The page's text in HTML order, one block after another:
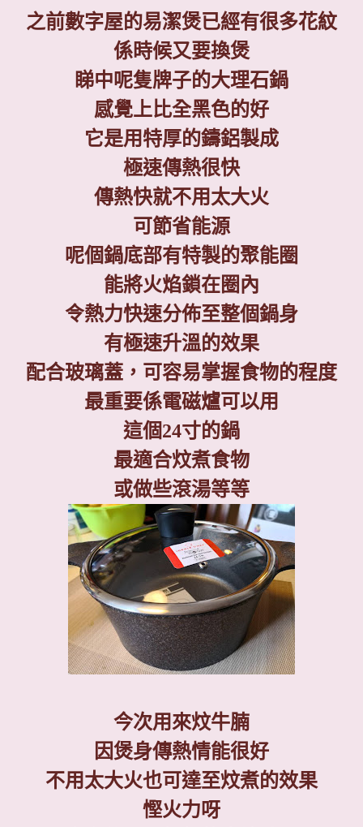
之前數字屋的易潔煲已經有很多花紋
係時候又要換煲
睇中呢隻牌子的大理石鍋
感覺上比全黑色的好
它是用特厚的鑄鋁製成
極速傳熱很快
傳熱快就不用太大火
可節省能源
呢個鍋底部有特製的聚能圈
能將火焰鎖在圈內
令熱力快速分佈至整個鍋身
有極速升溫的效果
配合玻璃蓋，可容易掌握食物的程度
最重要係電磁爐可以用
這個24寸的鍋
最適合炆煮食物
或做些滾湯等等
今次用來炆牛腩
因煲身傳熱情能很好
不用太大火也可達至炆煮的效果
慳火力呀